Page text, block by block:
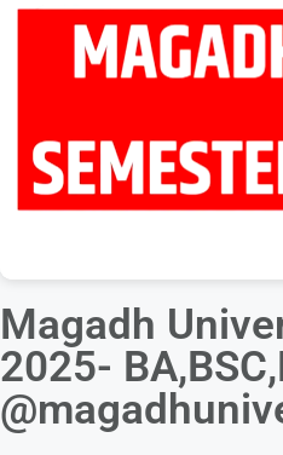
Magadh
2025-